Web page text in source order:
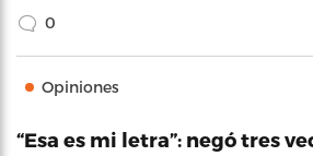
0
Opiniones
“Esa es mi letra”: negó tres